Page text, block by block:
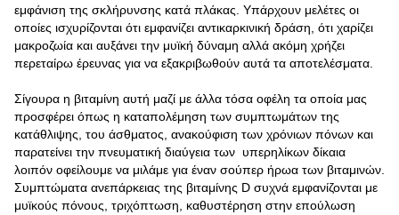
εμφάνιση της σκλήρυνσης κατά πλάκας. Υπάρχουν μελέτες οι
οποίες ισχυρίζονται ότι εμφανίζει αντικαρκινική δράση, ότι χαρίζει
μακροζωία και αυξάνει την μυϊκή δύναμη αλλά ακόμη χρήζει
περεταίρω έρευνας για να εξακριβωθούν αυτά τα αποτελέσματα.
Σίγουρα η βιταμίνη αυτή μαζί με άλλα τόσα οφέλη τα οποία μας
προσφέρει όπως η καταπολέμηση των συμπτωμάτων της
κατάθλιψης, του άσθματος, ανακούφιση των χρόνιων πόνων και
παρατείνει την πνευματική διαύγεια των υπερηλίκων δίκαια
λοιπόν οφείλουμε να μιλάμε για έναν σούπερ ήρωα των βιταμινών.
Συμπτώματα ανεπάρκειας της βιταμίνης D συχνά εμφανίζονται με
μυϊκούς πόνους, τριχόπτωση, καθυστέρηση στην επούλωση